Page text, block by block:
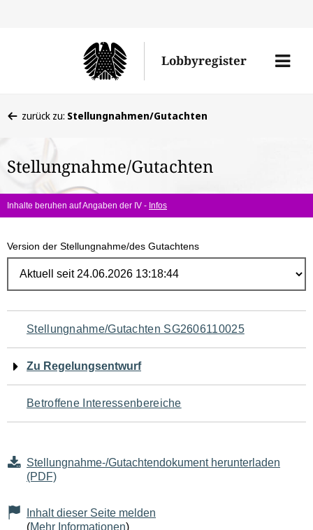
Lobbyregister
Menü
befinden
hier:
zurück zu: Stellungnahmen/Gutachten
Stellungnahme/Gutachten
Inhalte beruhen auf Angaben der IV - Infos
Version der Stellungnahme/des Gutachtens
Navigation
für
den
Seiteninhalt
Stellungnahme/Gutachten SG2606110025
Zu Regelungsentwurf
Betroffene Interessenbereiche
Stellungnahme-/Gutachtendokument herunterladen
(PDF)
Inhalt dieser Seite melden
(Mehr Informationen)